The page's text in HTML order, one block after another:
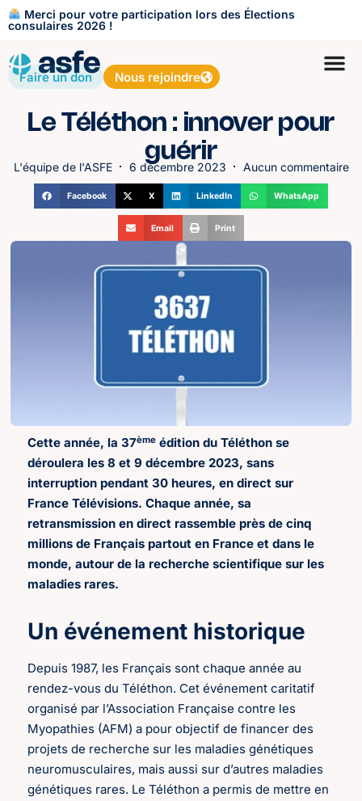
Merci pour votre participation lors des Élections
consulaires 2026 !
Faire un don Nous rejoindre
Le Téléthon : innover pour
guérir
L'équipe de l'ASFE 6 décembre 2023 Aucun commentaire
Facebook X LinkedIn WhatsApp
Email Print
Cette année, la 37ème édition du Téléthon se
déroulera les 8 et 9 décembre 2023, sans
interruption pendant 30 heures, en direct sur
France Télévisions. Chaque année, sa
retransmission en direct rassemble près de cinq
millions de Français partout en France et dans le
monde, autour de la recherche scientifique sur les
maladies rares.
Un événement historique
Depuis 1987, les Français sont chaque année au
rendez-vous du Téléthon. Cet événement caritatif
organisé par l’Association Française contre les
Myopathies (AFM) a pour objectif de financer des
projets de recherche sur les maladies génétiques
neuromusculaires, mais aussi sur d’autres maladies
génétiques rares. Le Téléthon a permis de mettre en